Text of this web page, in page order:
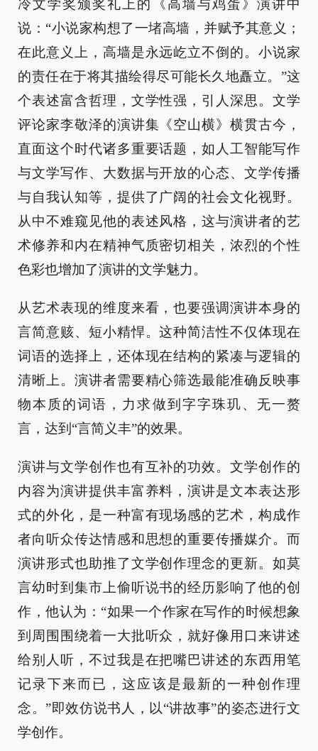
冷文学奖颁奖礼上的《高墙与鸡蛋》演讲中
说：“小说家构想了一堵高墙，并赋予其意义；
在此意义上，高墙是永远屹立不倒的。小说家
的责任在于将其描绘得尽可能长久地矗立。”这
个表述富含哲理，文学性强，引人深思。文学
评论家李敬泽的演讲集《空山横》横贯古今，
直面这个时代诸多重要话题，如人工智能写作
与文学写作、大数据与开放的心态、文学传播
与自我认知等，提供了广阔的社会文化视野。
从中不难窥见他的表述风格，这与演讲者的艺
术修养和内在精神气质密切相关，浓烈的个性
色彩也增加了演讲的文学魅力。
从艺术表现的维度来看，也要强调演讲本身的
言简意赅、短小精悍。这种简洁性不仅体现在
词语的选择上，还体现在结构的紧凑与逻辑的
清晰上。演讲者需要精心筛选最能准确反映事
物本质的词语，力求做到字字珠玑、无一赘
言，达到“言简义丰”的效果。
演讲与文学创作也有互补的功效。文学创作的
内容为演讲提供丰富养料，演讲是文本表达形
式的外化，是一种富有现场感的艺术，构成作
者向听众传达情感和思想的重要传播媒介。而
演讲形式也助推了文学创作理念的更新。如莫
言幼时到集市上偷听说书的经历影响了他的创
作，他认为：“如果一个作家在写作的时候想象
到周围围绕着一大批听众，就好像用口来讲述
给别人听，不过我是在把嘴巴讲述的东西用笔
记录下来而已，这应该是最新的一种创作理
念。”即效仿说书人，以“讲故事”的姿态进行文
学创作。